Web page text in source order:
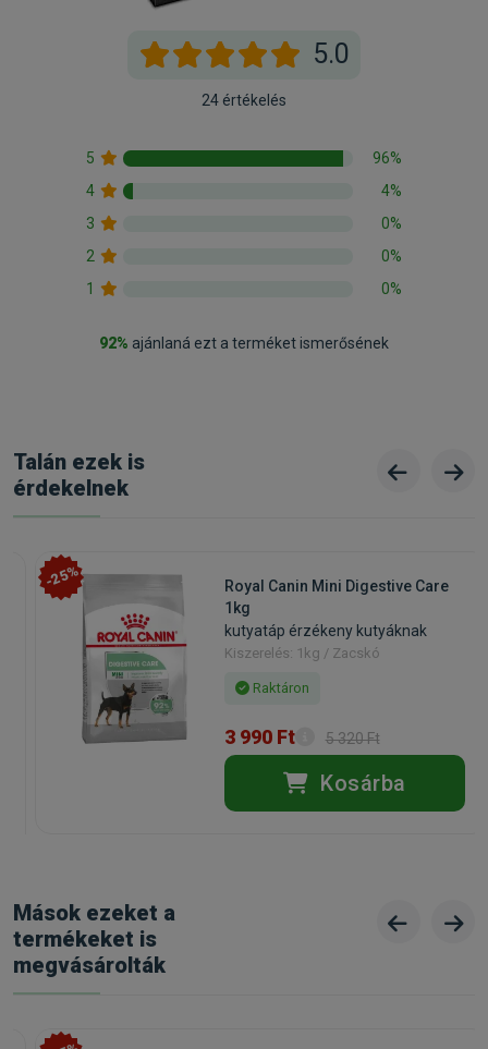
5.0
24 értékelés
5
96%
4
4%
3
0%
2
0%
1
0%
92% ajánlaná ezt a terméket ismerősének
Talán ezek is
érdekelnek
-25%
Royal Canin Mini Digestive Care
1kg
kutyatáp érzékeny kutyáknak
Kiszerelés: 1kg / Zacskó
Raktáron
3 990 Ft 5 320 Ft
Kosárba
Mások ezeket a
termékeket is
megvásárolták